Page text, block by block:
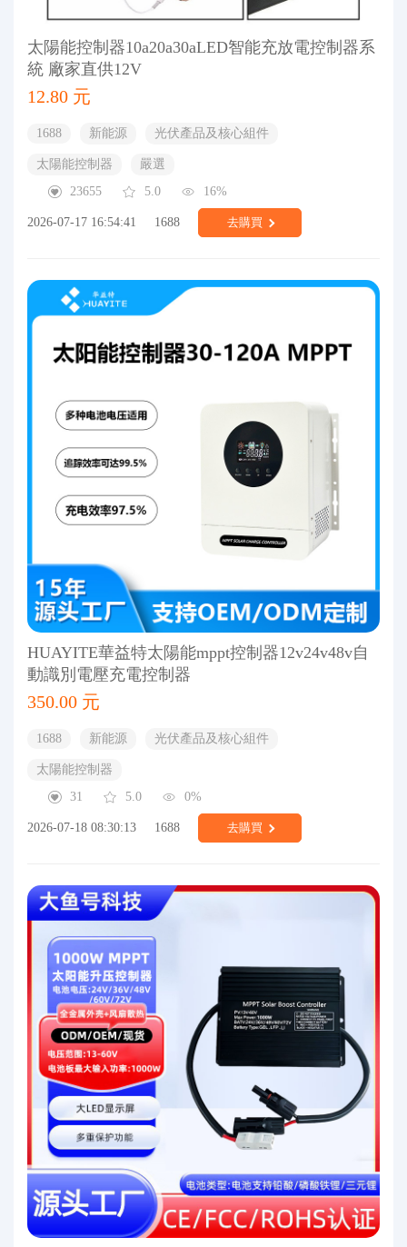
太陽能控制器10a20a30aLED智能充放電控制器系
統 廠家直供12V
12.80 元
1688 新能源 光伏產品及核心組件
太陽能控制器
嚴選
23655
5.0 16%
2026-07-17 16:54:41 1688 去購買
HUAYITE華益特太陽能mppt控制器12v24v48v自
動識別電壓充電控制器
350.00 元
1688 新能源 光伏產品及核心組件
太陽能控制器
31
5.0 0%
2026-07-18 08:30:13 1688 去購買